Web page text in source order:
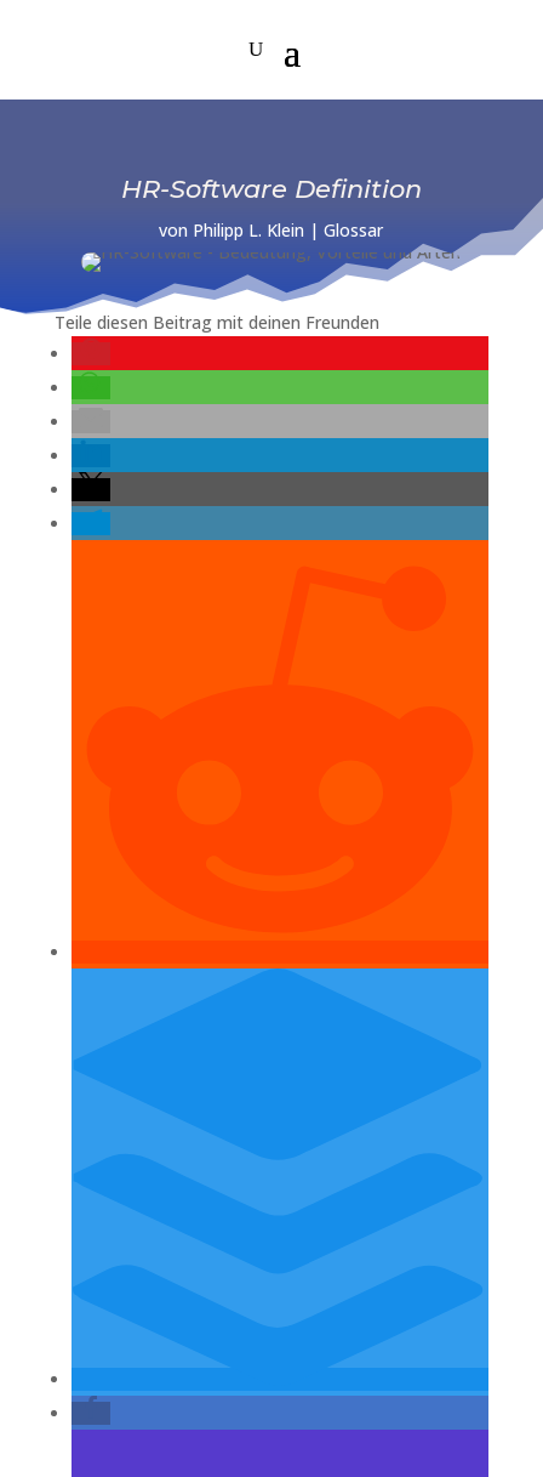
HR-Software Definition
von Philipp L. Klein |Glossar
Teile diesen Beitrag mit deinen Freunden